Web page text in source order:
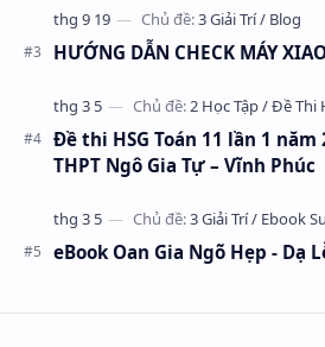
HƯỚNG DẪN CHECK MÁY
Đề thi HSG Toán 11 lần 1
THPT Ngô Gia Tự – Vĩnh Phúc
eBook Oan Gia Ngõ Hẹp - Dạ